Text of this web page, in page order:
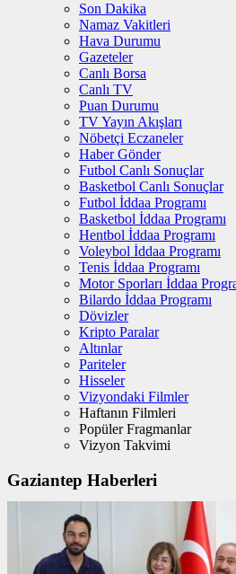
Son Dakika
Namaz Vakitleri
Hava Durumu
Gazeteler
Canlı Borsa
Canlı TV
Puan Durumu
TV Yayın Akışları
Nöbetçi Eczaneler
Haber Gönder
Futbol Canlı Sonuçlar
Basketbol Canlı Sonuçlar
Futbol İddaa Programı
Basketbol İddaa Programı
Hentbol İddaa Programı
Voleybol İddaa Programı
Tenis İddaa Programı
Motor Sporları İddaa
Bilardo İddaa Programı
Dövizler
Kripto Paralar
Altınlar
Pariteler
Hisseler
Vizyondaki Filmler
Haftanın Filmleri
Popüler Fragmanlar
Vizyon Takvimi
Gaziantep Haberleri